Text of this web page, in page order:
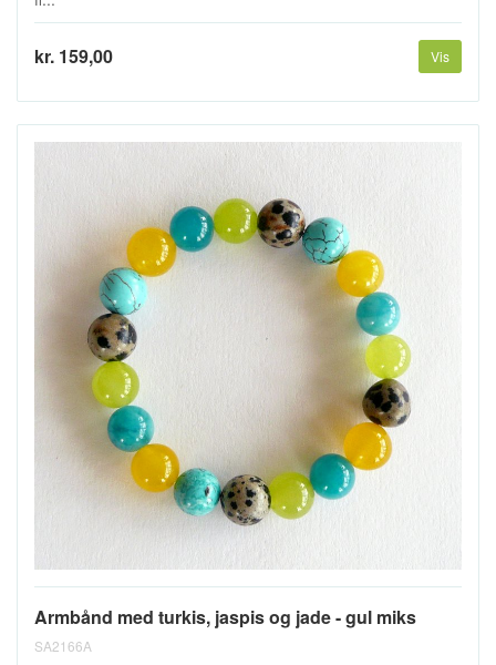
kr. 159,00 Vis
Armbånd med turkis, jaspis og jade - gul miks
SA2166A